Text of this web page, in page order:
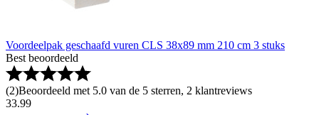
Voordeelpak geschaafd vuren CLS 38x89 mm 210 cm 3 stuks
Best beoordeeld
(2)Beoordeeld met 5.0 van de 5 sterren, 2 klantreviews
33.99